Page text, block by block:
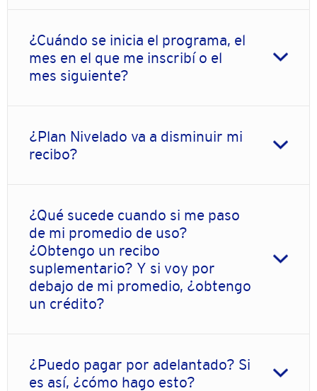
¿Cuándo se inicia el programa, el
mes en el que me inscribí o el
mes siguiente?
¿Plan Nivelado va a disminuir mi
recibo?
¿Qué sucede cuando si me paso
de mi promedio de uso?
¿Obtengo un recibo
suplementario? Y si voy por
debajo de mi promedio, ¿obtengo
un crédito?
¿Puedo pagar por adelantado? Si
es así, ¿cómo hago esto?